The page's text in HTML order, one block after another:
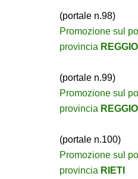
(portale n.98)
Promozione sul
provincia
(portale n.99)
Promozione sul
provincia
(portale n.100)
Promozione sul
provincia RIETI